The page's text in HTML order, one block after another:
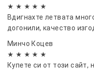
★ ★ ★ ★ ★
Вдигнахте летвата
догонили, качество
Минчо Коцев
★ ★ ★ ★ ★
Купете си от този сайт,